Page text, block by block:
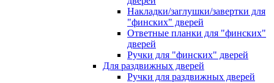
Накладки/заглушки/завертки для
"финских" дверей
Ответные планки для "финских"
дверей
Ручки для "финских" дверей
Для раздвижных дверей
Ручки для раздвижных дверей